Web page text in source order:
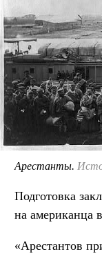
Арестанты.
Подготовка
на американца
«Арестантов